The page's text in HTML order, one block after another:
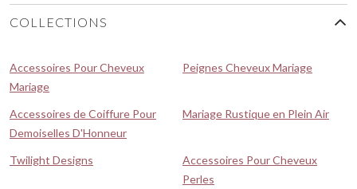
COLLECTIONS
Accessoires Pour Cheveux
Mariage
Peignes Cheveux Mariage
Accessoires de Coiffure Pour
Demoiselles D'Honneur
Mariage Rustique en Plein Air
Twilight Designs
Accessoires Pour Cheveux
Perles